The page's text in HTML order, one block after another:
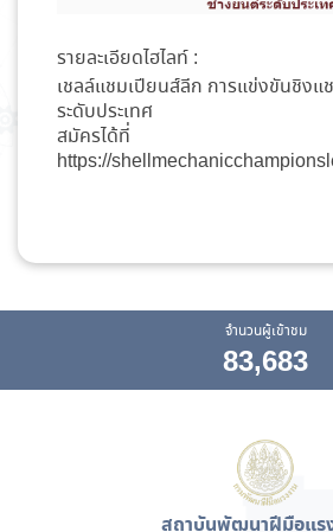
รายละเอียดไฮไลท์ :
เชลล์แชมเปียนส์ลีก การแข่งขันชิง
ระดับประเทศ
สมัครได้ที่
https://
จำนวนผู้เข้าชม
83,683
สถาบันพัฒนาฝีมือแร